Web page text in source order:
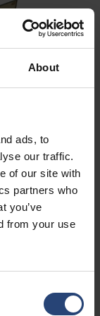
About
ads, to
our traffic.
of our site with
partners who
you’ve
from your use
vybavení
a bylo
integrované
při
obranné